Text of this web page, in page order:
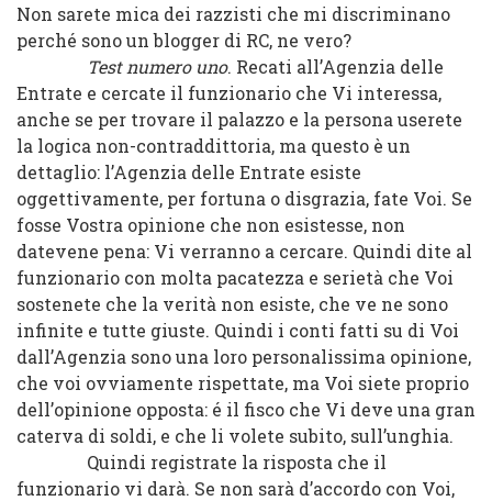
Non sarete mica dei razzisti che mi discriminano
perché sono un blogger di RC, ne vero?
Test numero uno. Recati all’Agenzia delle
Entrate e cercate il funzionario che Vi interessa,
anche se per trovare il palazzo e la persona userete
la logica non-contraddittoria, ma questo è un
dettaglio: l’Agenzia delle Entrate esiste
oggettivamente, per fortuna o disgrazia, fate Voi. Se
fosse Vostra opinione che non esistesse, non
datevene pena: Vi verranno a cercare. Quindi dite al
funzionario con molta pacatezza e serietà che Voi
sostenete che la verità non esiste, che ve ne sono
infinite e tutte giuste. Quindi i conti fatti su di Voi
dall’Agenzia sono una loro personalissima opinione,
che voi ovviamente rispettate, ma Voi siete proprio
dell’opinione opposta: é il fisco che Vi deve una gran
caterva di soldi, e che li volete subito, sull’unghia.
Quindi registrate la risposta che il
funzionario vi darà. Se non sarà d’accordo con Voi,